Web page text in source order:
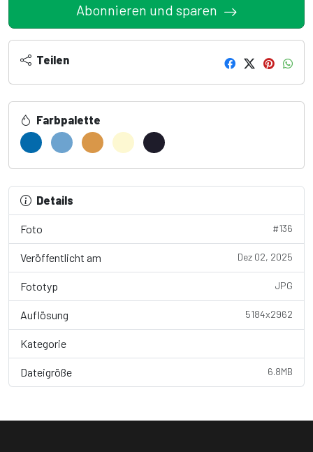
Abonnieren und sparen
Teilen
Farbpalette
Details
Foto #136
Veröffentlicht am Dez 02, 2025
Fototyp JPG
Auflösung 5184x2962
Kategorie
Dateigröße 6.8MB